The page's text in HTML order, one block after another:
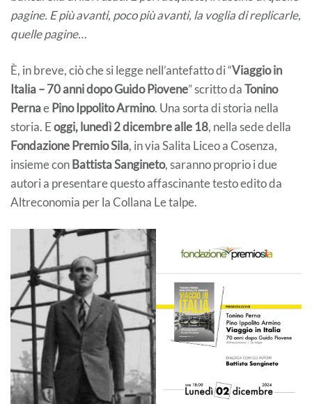
pagine. E più avanti, poco più avanti, la voglia di replicarle,
quelle pagine…
È, in breve, ciò che si legge nell’antefatto di “Viaggio in
Italia – 70 anni dopo Guido Piovene” scritto daTonino
PernaePino Ippolito Armino. Una sorta di storia nella
storia. Eoggi, lunedì 2 dicembre alle 18, nella sede della
Fondazione Premio Sila, in via Salita Liceo a Cosenza,
insieme conBattista Sangineto, saranno proprio i due
autori a presentare questo affascinante testo edito da
Altreconomia per la Collana Le talpe.